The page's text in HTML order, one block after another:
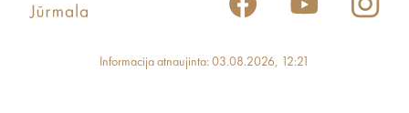
Informacija atnaujinta: 03.08.2026, 12:21